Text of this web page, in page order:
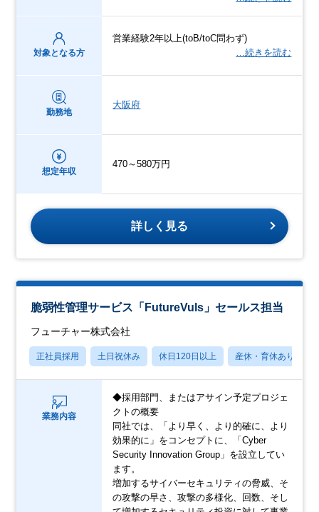
対象となる方
営業経験2年以上(toB/toC問わず)
…続きを読む
勤務地
大阪府
想定年収
470～580万円
詳しく見る
脆弱性管理サービス「FutureVuls」セールス担当
フューチャー株式会社
正社員採用 土日祝休み 休日120日以上 産休・育休あり
業務内容
◆採用部門、またはアサイン予定プロジェ
クトの概要
同社では、「より早く、より的確に、より
効果的に」をコンセプトに、「Cyber
Security Innovation Group」を設立してい
ます。
増加するサイバーセキュリティの脅威、そ
の攻撃の早さ、攻撃の多様化、回数、そし